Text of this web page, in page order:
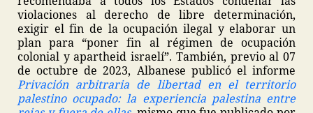
violaciones al derecho de libre determinación,
exigir el fin de la ocupación ilegal y elaborar un
plan para “poner fin al régimen de ocupación
colonial y apartheid israelí”. También, previo al 07
de octubre de 2023, Albanese publicó el informe
Privación arbitraria de libertad en el territorio
palestino ocupado: la experiencia palestina entre